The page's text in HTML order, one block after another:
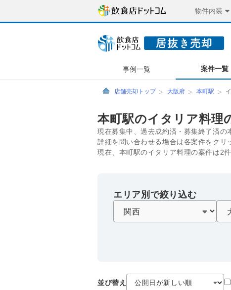
物件内装
事例一覧 案件一覧
店舗売却トップ 大阪府 本町駅
本町駅のイタリア料理
現在募集中、過去成約済・募集終了済の
詳細を問い合わせる場合は各案件をクリ
現在、本町駅のイタリア料理の案件は2件
エリア別で絞り込む
並び替え